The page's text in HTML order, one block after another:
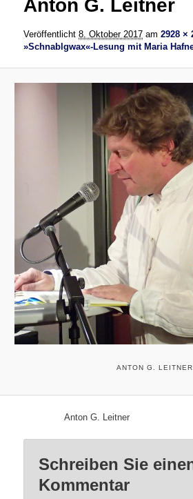
Anton G. Leitner
Veröffentlicht8. Oktober 2017 am2928 ×
»Schnablgwax«-Lesung mit Maria
ANTON G. LEITNER
Anton G. Leitner
Schreiben Sie
Kommentar